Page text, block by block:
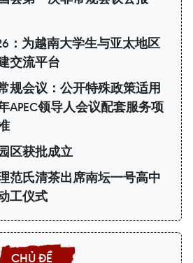
：为越南大学生与亚太地区
交流平台
规会议：公开特殊政策适用
APEC领导人会议配套服务项
区获批成立
范氏清茶出席南坛一号高中
工仪式